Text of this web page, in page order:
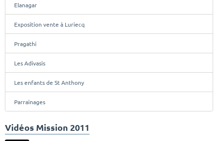
Elanagar
Exposition vente à Luriecq
Pragathi
Les Adivasis
Les enfants de St Anthony
Parrainages
Vidéos Mission 2011